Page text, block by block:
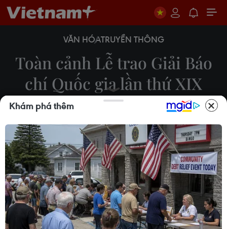
VĂN HÓATRUYỀN THÔNG
Toàn cảnh Lễ trao Giải Báo
chí Quốc gia lần thứ XIX
năm 2024
Hoài Nam
21/06/2025 15:33
Giải thưởng năm nay trao tổng cộng 128 tác phẩm
báo chí xuất sắc thuộc 13 loại giải, trong đó Báo
Điện tử VietnamPlus có một Giải A và một Giải
Khuyến khích.
Khám phá thêm